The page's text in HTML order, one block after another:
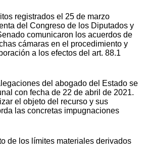
registrados el 25 de marzo
del Congreso de los Diputados y
comunicaron los acuerdos de
cámaras en el procedimiento y
a los efectos del art. 88.1
del abogado del Estado se
con fecha de 22 de abril de 2021.
el objeto del recurso y sus
las concretas impugnaciones
de los límites materiales derivados